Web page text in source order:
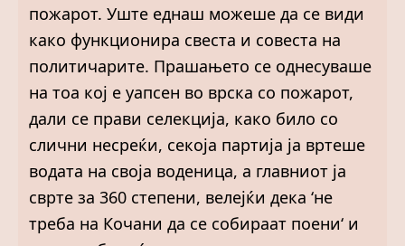
пожарот. Уште еднаш можеше да се види
како функционира свеста и совеста на
политичарите. Прашањето се однесуваше
на тоа кој е уапсен во врска со пожарот,
дали се прави селекција, како било со
слични несреќи, секоја партија ја вртеше
водата на своја воденица, а главниот ја
сврте за 360 степени, велејќи дека ‘не
треба на Кочани да се собираат поени‘ и